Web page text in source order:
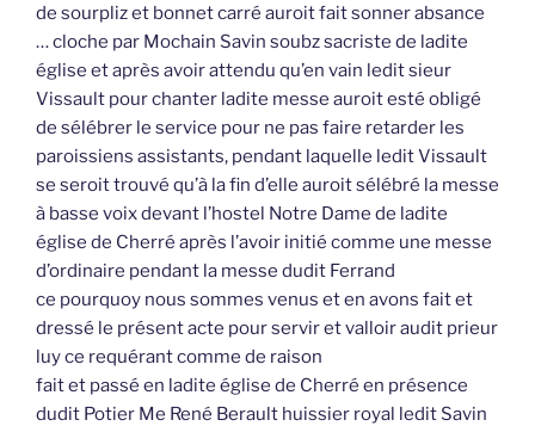
de sourpliz et bonnet carré auroit fait sonner absance
… cloche par Mochain Savin soubz sacriste de ladite
église et après avoir attendu qu’en vain ledit sieur
Vissault pour chanter ladite messe auroit esté obligé
de sélébrer le service pour ne pas faire retarder les
paroissiens assistants, pendant laquelle ledit Vissault
se seroit trouvé qu’à la fin d’elle auroit sélébré la messe
à basse voix devant l’hostel Notre Dame de ladite
église de Cherré après l’avoir initié comme une messe
d’ordinaire pendant la messe dudit Ferrand
ce pourquoy nous sommes venus et en avons fait et
dressé le présent acte pour servir et valloir audit prieur
luy ce requérant comme de raison
fait et passé en ladite église de Cherré en présence
dudit Potier Me René Berault huissier royal ledit Savin